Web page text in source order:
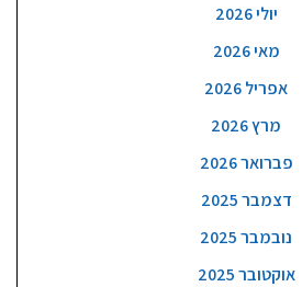
יולי 2026
מאי 2026
אפריל 2026
מרץ 2026
פברואר 2026
דצמבר 2025
נובמבר 2025
אוקטובר 2025